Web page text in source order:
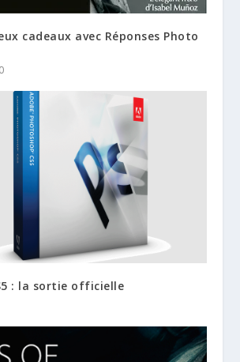
cadeaux avec Réponses Photo
: la sortie officielle